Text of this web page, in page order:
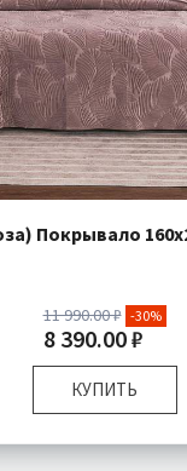
Покрывало
11 990.00 ₽ -30%
8 390.00 ₽
КУПИТЬ